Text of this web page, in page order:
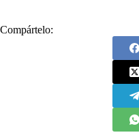
Compártelo: